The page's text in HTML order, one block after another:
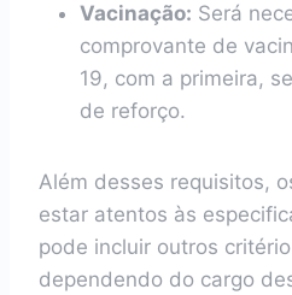
Vacinação: Será
comprovante de
19, com a primeira,
de reforço.
Além desses requisitos,
estar atentos às
pode incluir outros
dependendo do cargo